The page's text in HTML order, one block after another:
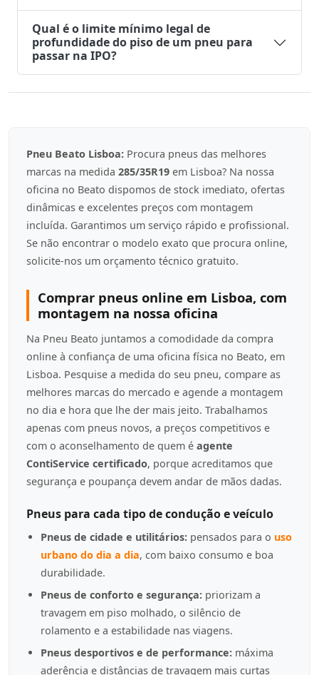
Qual é o limite mínimo legal de
profundidade do piso de um pneu para
passar na IPO?
Pneu Beato Lisboa: Procura pneus das melhores
marcas na medida 285/35R19 em Lisboa? Na nossa
oficina no Beato dispomos de stock imediato, ofertas
dinâmicas e excelentes preços com montagem
incluída. Garantimos um serviço rápido e profissional.
Se não encontrar o modelo exato que procura online,
solicite-nos um orçamento técnico gratuito.
Comprar pneus online em Lisboa, com
montagem na nossa oficina
Na Pneu Beato juntamos a comodidade da compra
online à confiança de uma oficina física no Beato, em
Lisboa. Pesquise a medida do seu pneu, compare as
melhores marcas do mercado e agende a montagem
no dia e hora que lhe der mais jeito. Trabalhamos
apenas com pneus novos, a preços competitivos e
com o aconselhamento de quem é agente
ContiService certificado, porque acreditamos que
segurança e poupança devem andar de mãos dadas.
Pneus para cada tipo de condução e veículo
Pneus de cidade e utilitários: pensados para o uso
urbano do dia a dia, com baixo consumo e boa
durabilidade.
Pneus de conforto e segurança: priorizam a
travagem em piso molhado, o silêncio de
rolamento e a estabilidade nas viagens.
Pneus desportivos e de performance: máxima
aderência e distâncias de travagem mais curtas